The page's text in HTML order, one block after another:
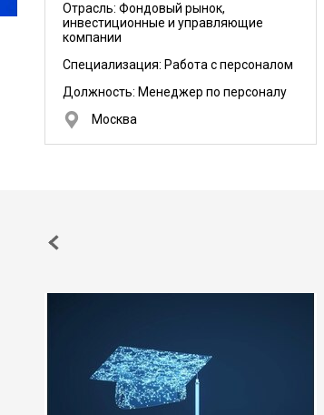
Отрасль: Фондовый рынок,
инвестиционные и управляющие
компании
Специализация: Работа с персоналом
Должность: Менеджер по персоналу
Москва